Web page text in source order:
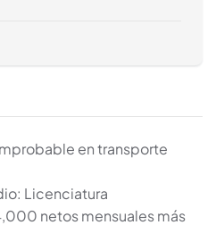
en transporte
Licenciatura
netos mensuales más